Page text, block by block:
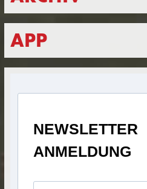
APP
NEWSLETTER
ANMELDUNG